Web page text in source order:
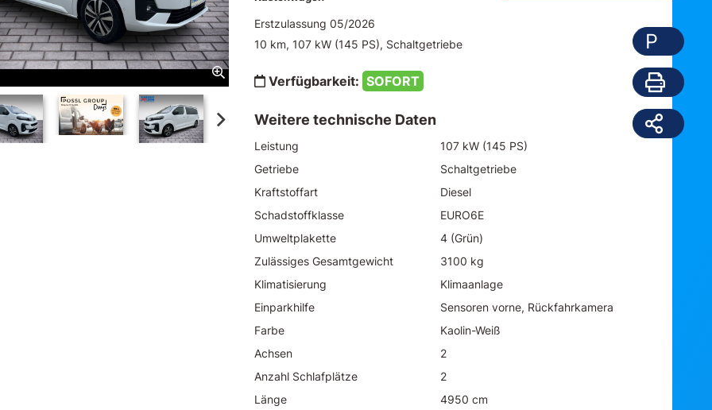
Erstzulassung 05/2026
10 km, 107 kW (145 PS), Schaltgetriebe
Verfügbarkeit: SOFORT
P
Weitere technische Daten
Leistung
107 kW (145 PS)
Getriebe
Schaltgetriebe
Kraftstoffart
Diesel
Schadstoffklasse
EURO6E
Umweltplakette
4 (Grün)
Zulässiges Gesamtgewicht
3100 kg
Klimatisierung
Klimaanlage
Einparkhilfe
Sensoren vorne, Rückfahrkamera
Farbe
Kaolin-Weiß
Achsen
2
Anzahl Schlafplätze
2
Länge
4950 cm